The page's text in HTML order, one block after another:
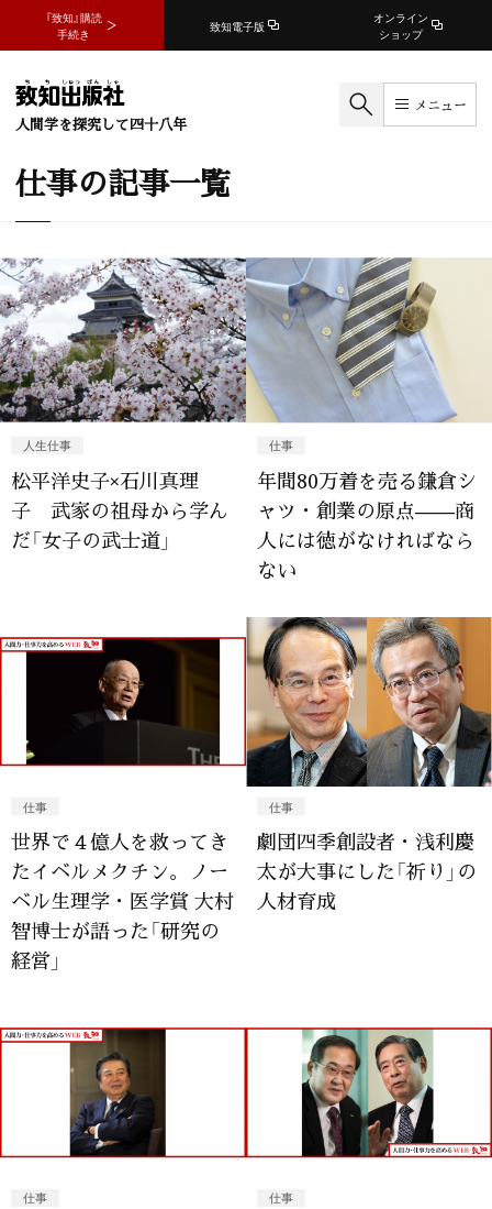
『致知』購読
手続き
致知電子版
オンライン
ショップ
人間学を探究して四十八年
メニュー
仕事の記事一覧
人生仕事
松平洋史子×石川真理
子 武家の祖母から学ん
だ「女子の武士道」
仕事
年間80万着を売る鎌倉シ
ャツ・創業の原点——商
人には徳がなければなら
ない
仕事
世界で４億人を救ってき
たイベルメクチン。ノー
ベル生理学・医学賞 大村
智博士が語った「研究の
経営」
仕事
劇団四季創設者・浅利慶
太が大事にした「祈り」の
人材育成
仕事 仕事